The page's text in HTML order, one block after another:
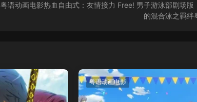
粤语动画电影热血自由式：友情接力 Free! 男子游泳部剧场版
的混合泳之羁绊
粤语动画电影